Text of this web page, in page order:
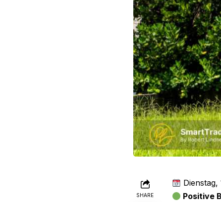
SHARE
Dienstag,
Positive